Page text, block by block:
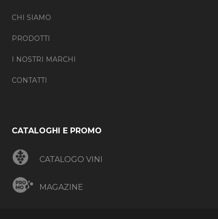
CHI SIAMO
PRODOTTI
I NOSTRI MARCHI
CONTATTI
CATALOGHI E PROMO
CATALOGO VINI
MAGAZINE